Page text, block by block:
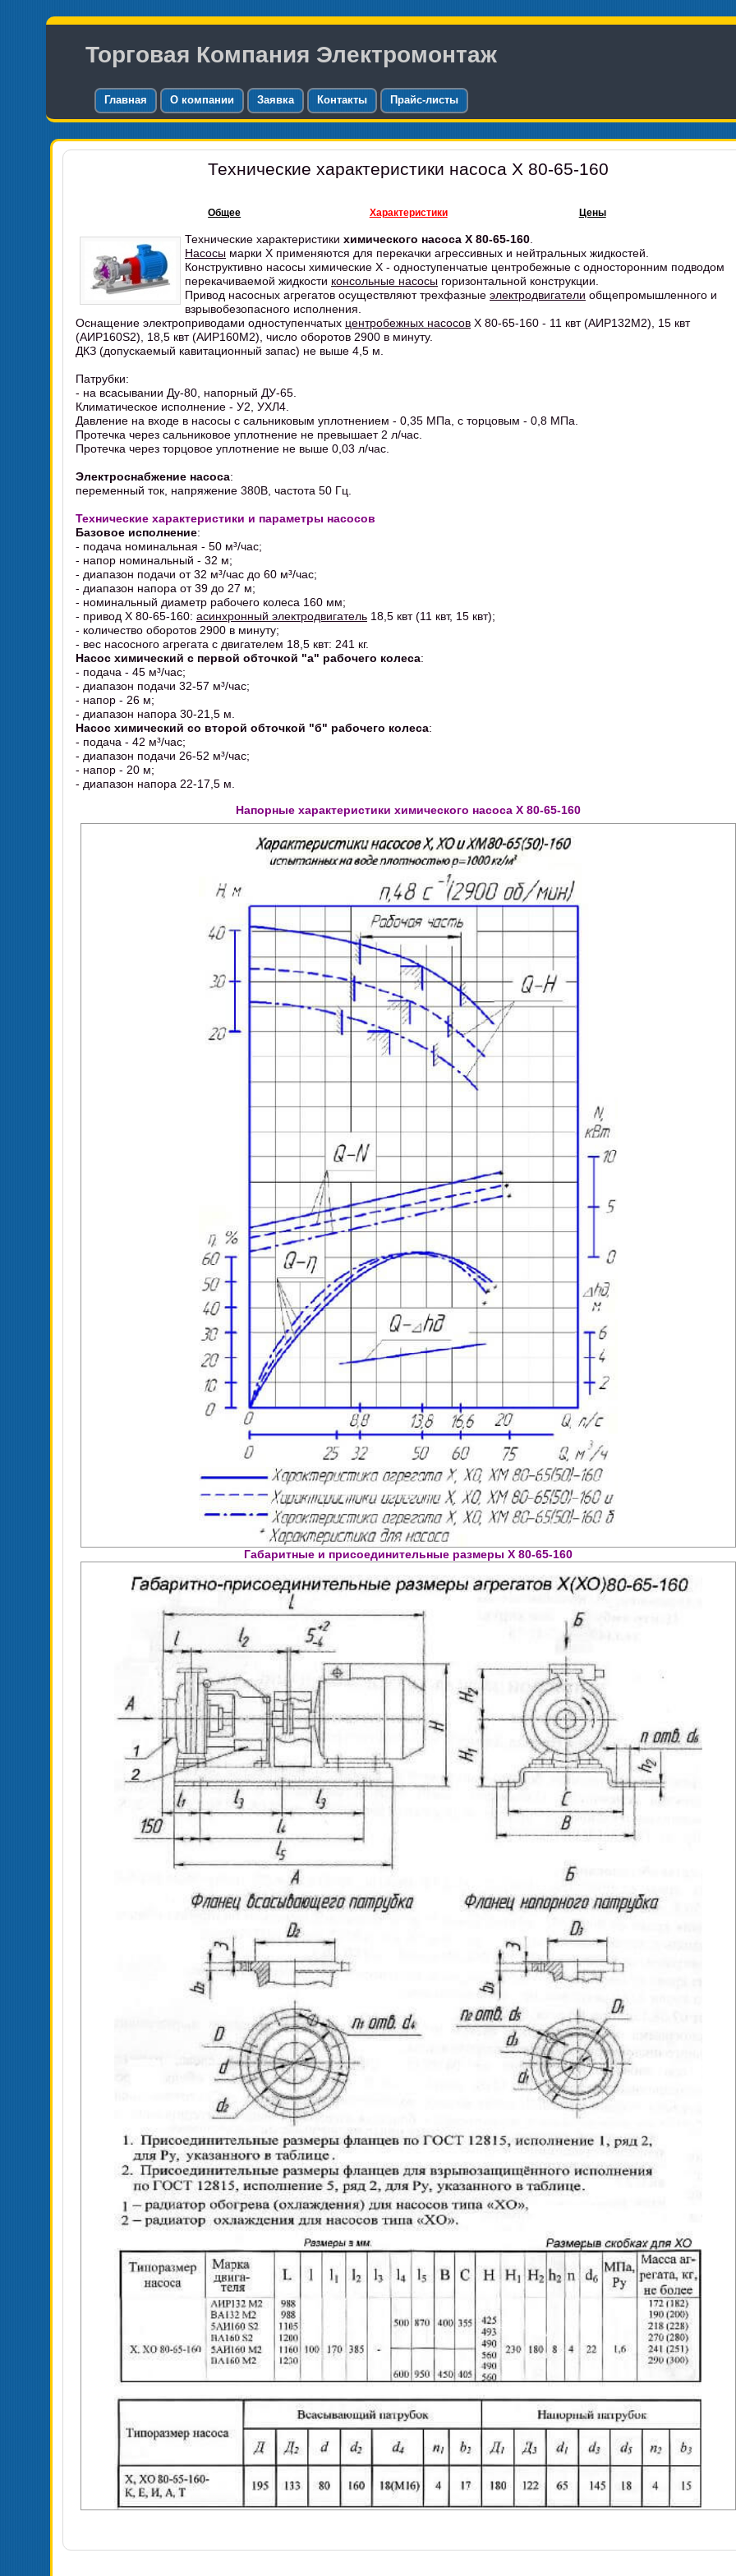
Торговая Компания Электромонтаж
Главная О компании Заявка Контакты Прайс-листы
Технические характеристики насоса Х 80-65-160
Общее Характеристики Цены
Технические характеристики химического насоса Х 80-65-160
Насосы марки Х применяются для перекачки агрессивных и нейтральных жидкостей.
Конструктивно насосы химические Х - одноступенчатые центробежные с односторонним подводом
перекачиваемой жидкости консольные насосы горизонтальной конструкции.
Привод насосных агрегатов осуществляют трехфазные электродвигатели общепромышленного и
взрывобезопасного исполнения.
Оснащение электроприводами одноступенчатых центробежных насосов Х 80-65-160 - 11 квт (АИР132М2), 15 квт
(АИР160S2), 18,5 квт (АИР160М2), число оборотов 2900 в минуту.
ДКЗ (допускаемый кавитационный запас) не выше 4,5 м.
Патрубки:
- на всасывании Ду-80, напорный ДУ-65.
Климатическое исполнение - У2, УХЛ4.
Давление на входе в насосы с сальниковым уплотнением - 0,35 МПа, с торцовым - 0,8 МПа.
Протечка через сальниковое уплотнение не превышает 2 л/час.
Протечка через торцовое уплотнение не выше 0,03 л/час.
Электроснабжение насоса:
переменный ток, напряжение 380В, частота 50 Гц.
Технические характеристики и параметры насосов
Базовое исполнение:
- подача номинальная - 50 м³/час;
- напор номинальный - 32 м;
- диапазон подачи от 32 м³/час до 60 м³/час;
- диапазон напора от 39 до 27 м;
- номинальный диаметр рабочего колеса 160 мм;
- привод Х 80-65-160: асинхронный электродвигатель 18,5 квт (11 квт, 15 квт);
- количество оборотов 2900 в минуту;
- вес насосного агрегата с двигателем 18,5 квт: 241 кг.
Насос химический с первой обточкой "а" рабочего колеса:
- подача - 45 м³/час;
- диапазон подачи 32-57 м³/час;
- напор - 26 м;
- диапазон напора 30-21,5 м.
Насос химический со второй обточкой "б" рабочего колеса:
- подача - 42 м³/час;
- диапазон подачи 26-52 м³/час;
- напор - 20 м;
- диапазон напора 22-17,5 м.
Напорные характеристики химического насоса Х 80-65-160
Габаритные и присоединительные размеры Х 80-65-160